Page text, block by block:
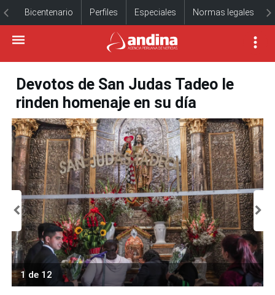
Bicentenario Perfiles Especiales Normas legales
Devotos de San Judas Tadeo le
rinden homenaje en su día
1 de 12